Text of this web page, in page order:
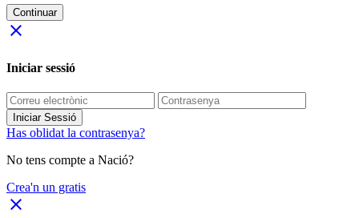
Continuar
close
Iniciar sessió
Iniciar Sessió
Has oblidat la contrasenya?
No tens compte a Nació?
Crea'n un gratis
close